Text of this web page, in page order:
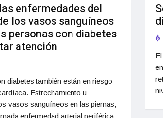
enfermedades del
los vasos sanguíneos
personas con diabetes
atención
diabetes también están en riesgo
Estrechamiento u
vasos sanguíneos en las piernas,
enfermedad arterial periférica,